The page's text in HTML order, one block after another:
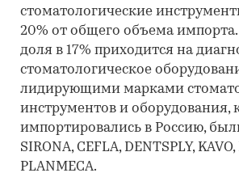
стоматологические
20% от общего объема
доля в 17% приходится на
стоматологическое
лидирующими марками
инструментов и оборудования,
импортировались в Россию,
SIRONA, CEFLA, DENTSPLY,
PLANMECA.